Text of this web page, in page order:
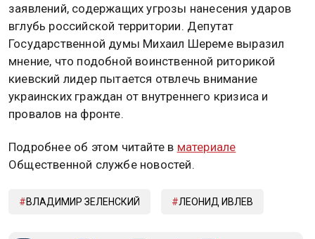
заявлений, содержащих угрозы нанесения ударов
вглубь российской территории. Депутат
Государственной думы Михаил Шереме выразил
мнение, что подобной воинственной риторикой
киевский лидер пытается отвлечь внимание
украинских граждан от внутреннего кризиса и
провалов на фронте.
Подробнее об этом читайте в материале
Общественной службе новостей.
ВЛАДИМИР ЗЕЛЕНСКИЙ ЛЕОНИД ИВЛЕВ